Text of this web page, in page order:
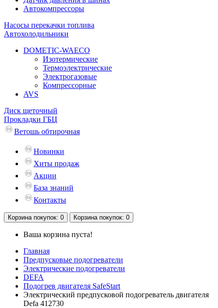
Автокомпрессоры
Насосы перекачки топлива
Автохолодильники
DOMETIC-WAECO
Изотермические
Термоэлектрические
Электрогазовые
Компрессорные
AVS
Диск щеточный
Прокладки ГБЦ
Ветошь обтирочная
Новинки
Хиты продаж
Акции
База знаний
Контакты
Корзина покупок: 0 Корзина покупок: 0
Ваша корзина пуста!
Главная
Предпусковые подогреватели
Электрические подогреватели
DEFA
Подогрев двигателя SafeStart
Электрический предпусковой подогреватель двигателя
Defa 412730